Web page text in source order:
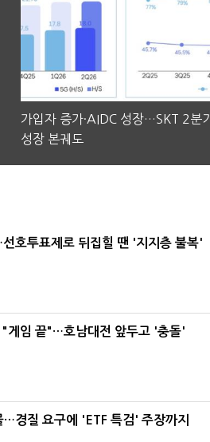
가입자 증가·AIDC 성장…SKT 2분기
성장 본궤도
호투표제로 뒤집힐 땐 '지지층 불복'
게임 끝"…호남대전 앞두고 '충돌'
…경질 요구에 'ETF 특검' 주장까지